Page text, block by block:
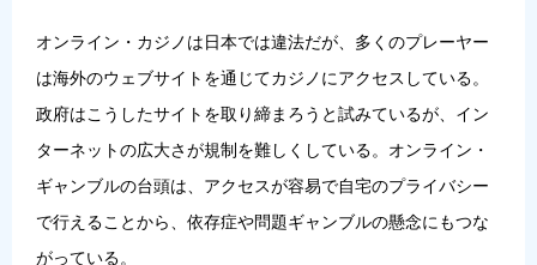
オンライン・カジノは日本では違法だが、多くのプレーヤー
は海外のウェブサイトを通じてカジノにアクセスしている。
政府はこうしたサイトを取り締まろうと試みているが、イン
ターネットの広大さが規制を難しくしている。オンライン・
ギャンブルの台頭は、アクセスが容易で自宅のプライバシー
で行えることから、依存症や問題ギャンブルの懸念にもつな
がっている。